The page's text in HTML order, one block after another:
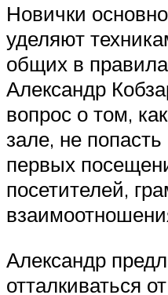
Новички
уделяют
общих в
Александр
вопрос о том,
зале, не
первых
посетителей,
Александр
отталкиваться